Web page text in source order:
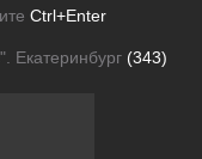
Ctrl+Enter
Екатеринбург (343)